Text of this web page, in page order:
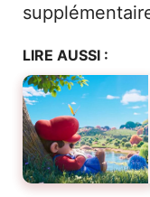
LIRE AUSSI :